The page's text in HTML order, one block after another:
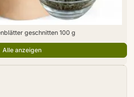
geschnitten 100 g
Alle anzeigen